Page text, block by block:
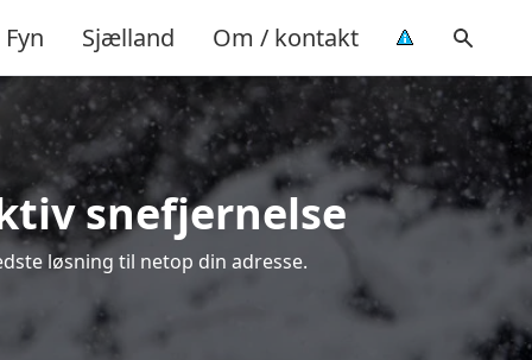
Fyn Sjælland Om / kontakt
snefjernelse
løsning til netop din adresse.